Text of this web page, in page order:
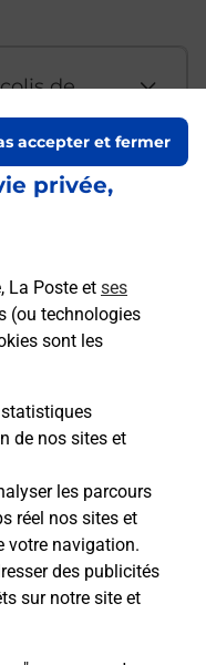
privée,
La Poste et ses
(ou technologies
sont les
de nos sites et
les parcours
réel nos sites et
votre navigation.
des publicités
sur notre site et
accepter et fermer
de
un
t-elle
?
de la route